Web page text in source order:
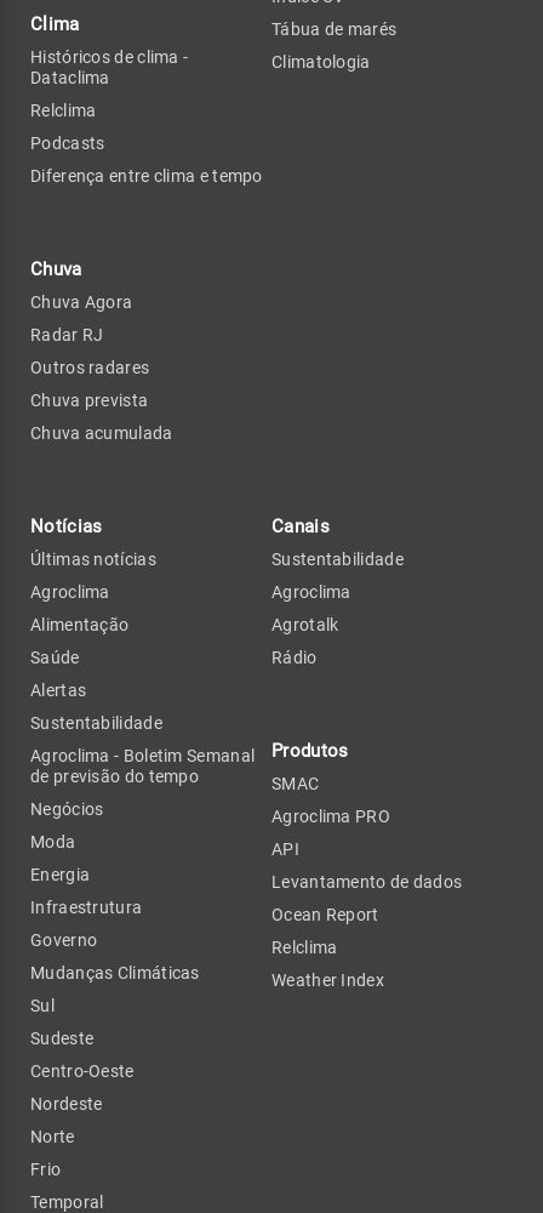
Clima
Históricos de clima -
Dataclima
Relclima
Podcasts
Diferença entre clima e tempo
Chuva
Chuva Agora
Radar RJ
Outros radares
Chuva prevista
Chuva acumulada
Tábua de marés
Climatologia
Notícias
Últimas notícias
Agroclima
Alimentação
Saúde
Alertas
Sustentabilidade
Agroclima - Boletim Semanal
de previsão do tempo
Negócios
Moda
Energia
Infraestrutura
Governo
Mudanças Climáticas
Sul
Sudeste
Centro-Oeste
Nordeste
Norte
Frio
Temporal
Canais
Sustentabilidade
Agroclima
Agrotalk
Rádio
Produtos
SMAC
Agroclima PRO
API
Levantamento de dados
Ocean Report
Relclima
Weather Index